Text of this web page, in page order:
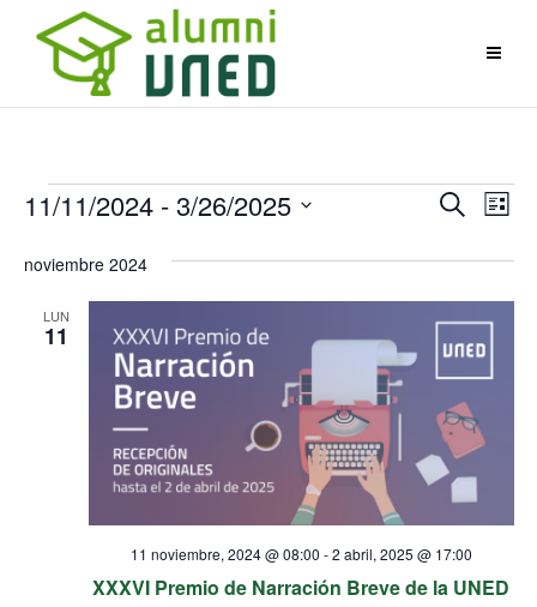
Eventos
y
vistas
de
Eventos
Buscar
de
Lista
11/11/2024 - 3/26/2025
noviembre 2024
LUN
11
XXXVI Premio de Narración Breve de la UNED
11 noviembre, 2024 @ 08:00 -2 abril, 2025 @ 17:00